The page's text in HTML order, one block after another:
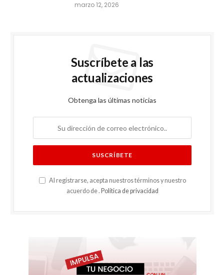
marzo 12, 2026
Suscríbete a las
actualizaciones
Obtenga las últimas noticias
Al registrarse, acepta nuestros términos y nuestro
acuerdo de . Política de privacidad